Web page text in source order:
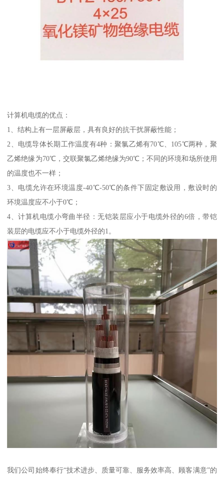
计算机电缆的优点：
1、结构上有一层屏蔽层，具有良好的抗干扰屏蔽性能；
2、电缆导体长期工作温度有4种：聚氯乙烯有70℃、105℃两种，聚
乙烯绝缘为70℃，交联聚氯乙烯绝缘为90℃；不同的环境和场所使用
的温度也不一样；
3、电缆允许在环境温度-40℃-50℃的条件下固定敷设用，敷设时的
环境温度应不小于0℃；
4、计算机电缆小弯曲半径：无铠装层应小于电缆外径的6倍，带铠
装层的电缆应不小于电缆外径的1。
我们公司始终奉行“技术进步、质量可靠、服务效率高、顾客满意”的